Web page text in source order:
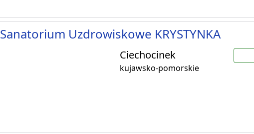
Sanatorium Uzdrowiskowe KRYSTYNKA
Ciechocinek
kujawsko-pomorskie